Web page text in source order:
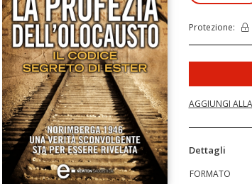
Protezione:
AGGIUNGI
Dettagli
FORMATO